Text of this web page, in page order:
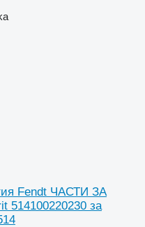
Fendt ЧАСТИ ЗА
за